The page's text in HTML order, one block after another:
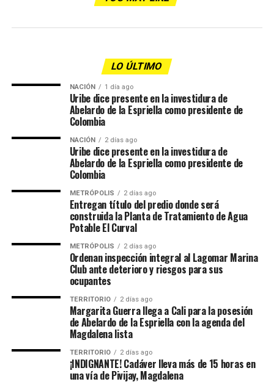
LO ÚLTIMO
NACIÓN 1 día ago
Uribe dice presente en la investidura de
Abelardo de la Espriella como presidente de
Colombia
NACIÓN 2 días ago
Uribe dice presente en la investidura de
Abelardo de la Espriella como presidente de
Colombia
METRÓPOLIS 2 días ago
Entregan título del predio donde será
construida la Planta de Tratamiento de Agua
Potable El Curval
METRÓPOLIS 2 días ago
Ordenan inspección integral al Lagomar Marina
Club ante deterioro y riesgos para sus
ocupantes
TERRITORIO 2 días ago
Margarita Guerra llega a Cali para la posesión
de Abelardo de la Espriella con la agenda del
Magdalena lista
TERRITORIO 2 días ago
¡INDIGNANTE! Cadáver lleva más de 15 horas en
una vía de Pivijay, Magdalena